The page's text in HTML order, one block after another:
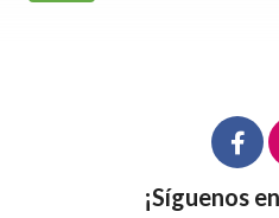
¡Síguenos